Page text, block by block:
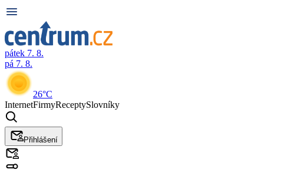
pátek 7. 8.
pá 7. 8.
26°C
InternetFirmyReceptySlovníky
Přihlášení